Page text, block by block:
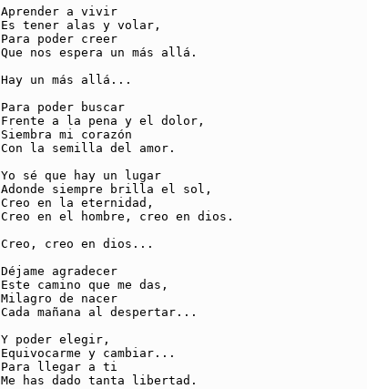
Aprender a vivir
Es tener alas y volar,
Para poder creer
Que nos espera un más allá.
Hay un más allá...
Para poder buscar
Frente a la pena y el dolor,
Siembra mi corazón
Con la semilla del amor.
Yo sé que hay un lugar
Adonde siempre brilla el sol,
Creo en la eternidad,
Creo en el hombre, creo en dios.
Creo, creo en dios...
Déjame agradecer
Este camino que me das,
Milagro de nacer
Cada mañana al despertar...
Y poder elegir,
Equivocarme y cambiar...
Para llegar a ti
Me has dado tanta libertad.